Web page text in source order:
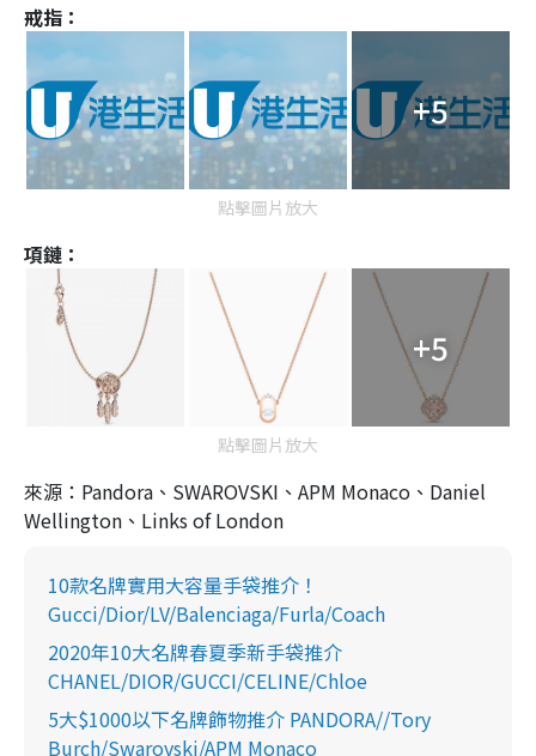
戒指：
+5
點擊圖片放大
項鏈：
+5
點擊圖片放大
來源：Pandora、SWAROVSKI、APM Monaco、Daniel
Wellington、Links of London
10款名牌實用大容量手袋推介！
Gucci/Dior/LV/Balenciaga/Furla/Coach
2020年10大名牌春夏季新手袋推介
CHANEL/DIOR/GUCCI/CELINE/Chloe
5大$1000以下名牌飾物推介 PANDORA//Tory
Burch/Swarovski/APM Monaco